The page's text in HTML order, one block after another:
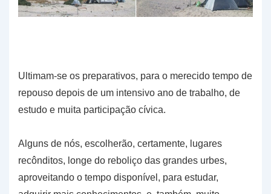
Ultimam-se os preparativos, para o merecido tempo de
repouso depois de um intensivo ano de trabalho, de
estudo e muita participação cívica.
Alguns de nós, escolherão, certamente, lugares
recônditos, longe do reboliço das grandes urbes,
aproveitando o tempo disponível, para estudar,